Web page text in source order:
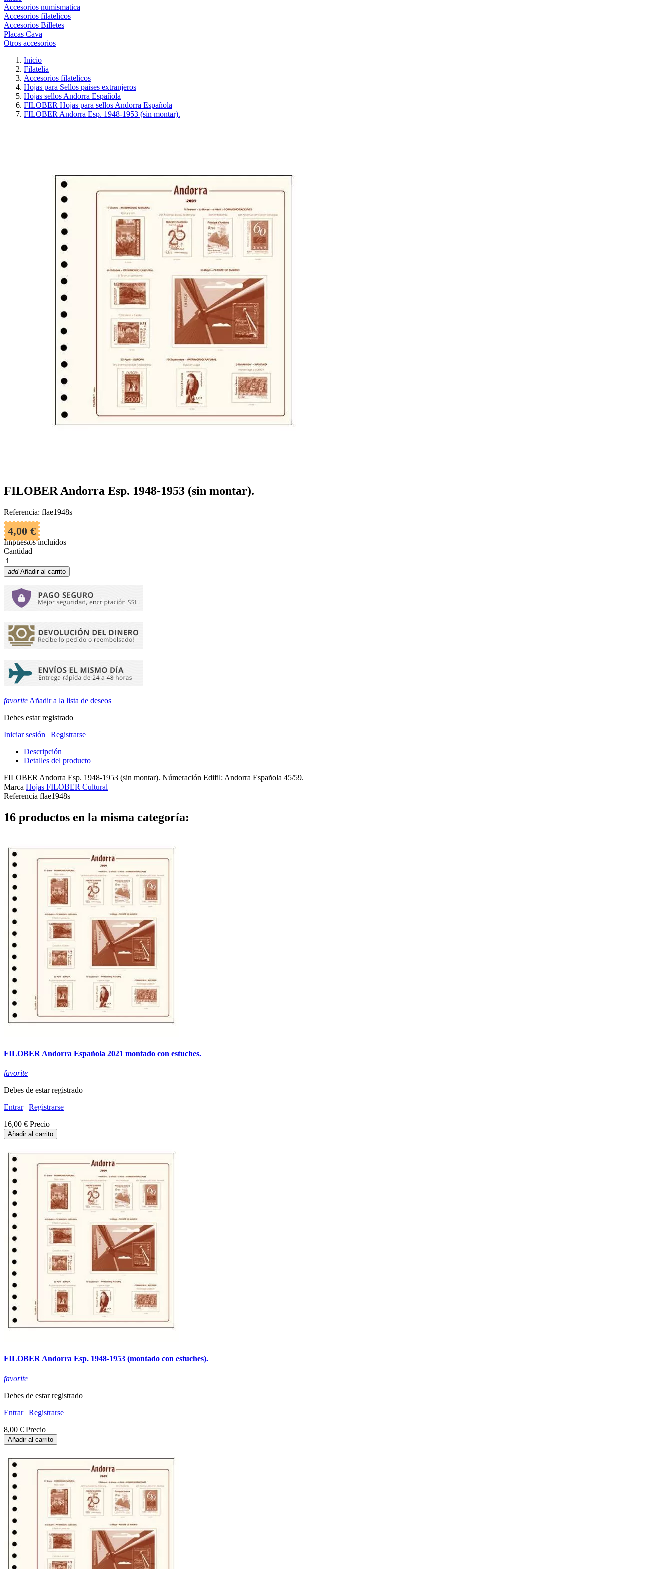
Accesorios numismatica
Accesorios filatelicos
Accesorios Billetes
Placas Cava
Otros accesorios
Inicio
Filatelia
Accesorios filatelicos
Hojas para Sellos paises extranjeros
Hojas sellos Andorra Española
FILOBER Hojas para sellos Andorra Española
FILOBER Andorra Esp. 1948-1953 (sin montar).
FILOBER Andorra Esp. 1948-1953 (sin montar).
Referencia: flae1948s
4,00 €
Impuestos incluidos
Cantidad
add Añadir al carrito
favorite Añadir a la lista de deseos
Debes estar registrado
Iniciar sesión | Registrarse
Descripción
Detalles del producto
FILOBER Andorra Esp. 1948-1953 (sin montar). Númeración Edifil: Andorra Española 45/59.
Marca Hojas FILOBER Cultural
Referencia flae1948s
16 productos en la misma categoría:
FILOBER Andorra Española 2021 montado con estuches.
favorite
Debes de estar registrado
Entrar| Registrarse
16,00 € Precio
Añadir al carrito
FILOBER Andorra Esp. 1948-1953 (montado con estuches).
favorite
Debes de estar registrado
Entrar| Registrarse
8,00 € Precio
Añadir al carrito